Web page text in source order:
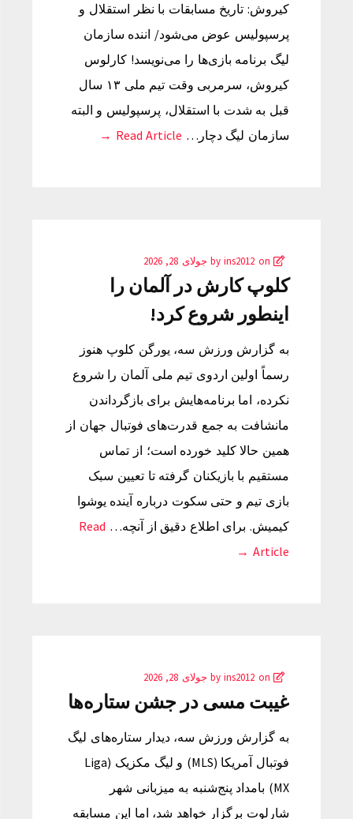
کیروش: تاریخ مسابقات با نظر استقلال و
پرسپولیس عوض می‌شود/ اننده سازمان
لیگ برنامه بازی‌ها را می‌نویسد! کارلوس
کیروش، سرمربی وقت تیم ملی ۱۳ سال
قبل به شدت با استقلال، پرسپولیس و البته
سازمان لیگ دچار… Read Article →
ins2012 on جولای 28, 2026
کلوپ کارش در آلمان را
اینطور شروع کرد!
به گزارش ورزش سه، یورگن کلوپ هنوز
رسماً اولین اردوی تیم ملی آلمان را شروع
نکرده، اما برنامه‌هایش برای بازگرداندن
مانشافت به جمع قدرت‌های فوتبال جهان از
همین حالا کلید خورده است؛ از تماس
مستقیم با بازیکنان گرفته تا تعیین سبک
بازی تیم و حتی سکوت درباره آینده یوشوا
کیمیش. برای اطلاع دقیق از آنچه… Read
Article →
ins2012 on جولای 28, 2026
غیبت مسی در جشن ستاره‌ها
به گزارش ورزش سه، دیدار ستاره‌های لیگ
فوتبال آمریکا (MLS) و لیگ مکزیک (Liga
MX) بامداد پنج‌شنبه به میزبانی شهر
شارلوت برگزار خواهد شد، اما این مسابقه